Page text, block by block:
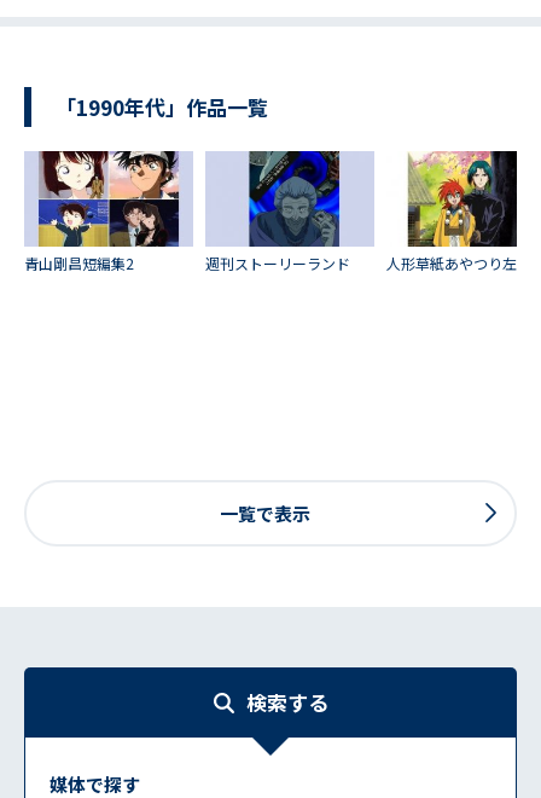
「1990年代」作品一覧
青山剛昌短編集2 週刊ストーリーランド 人形草紙あやつり左近
一覧で表示
検索する
媒体で探す